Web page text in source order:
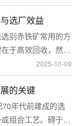
洪系统设计方面面
选厂效益
别赤铁矿常用的方
于高效回收，然
、存在高硅铝杂质
面临回收率低、精
2025-10-09
的关键
年代前建成的选
组合工艺。碍于当